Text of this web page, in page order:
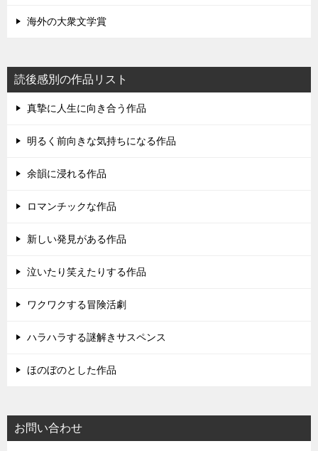
海外の大衆文学賞
読後感別の作品リスト
真摯に人生に向き合う作品
明るく前向きな気持ちになる作品
余韻に浸れる作品
ロマンチックな作品
新しい発見がある作品
泣いたり笑えたりする作品
ワクワクする冒険活劇
ハラハラする謎解きサスペンス
ほのぼのとした作品
お問い合わせ